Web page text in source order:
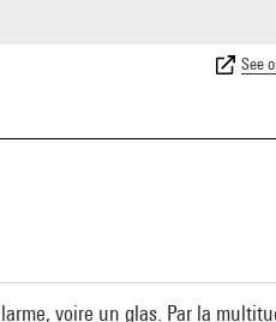
See
voire un glas. Par la